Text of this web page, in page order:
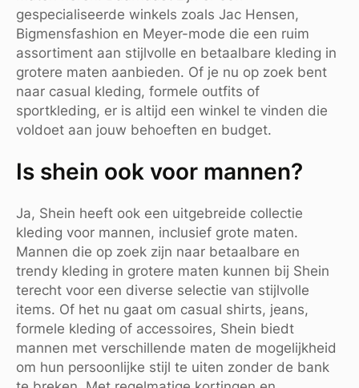
gespecialiseerde winkels zoals Jac Hensen,
Bigmensfashion en Meyer-mode die een ruim
assortiment aan stijlvolle en betaalbare kleding in
grotere maten aanbieden. Of je nu op zoek bent
naar casual kleding, formele outfits of
sportkleding, er is altijd een winkel te vinden die
voldoet aan jouw behoeften en budget.
Is shein ook voor mannen?
Ja, Shein heeft ook een uitgebreide collectie
kleding voor mannen, inclusief grote maten.
Mannen die op zoek zijn naar betaalbare en
trendy kleding in grotere maten kunnen bij Shein
terecht voor een diverse selectie van stijlvolle
items. Of het nu gaat om casual shirts, jeans,
formele kleding of accessoires, Shein biedt
mannen met verschillende maten de mogelijkheid
om hun persoonlijke stijl te uiten zonder de bank